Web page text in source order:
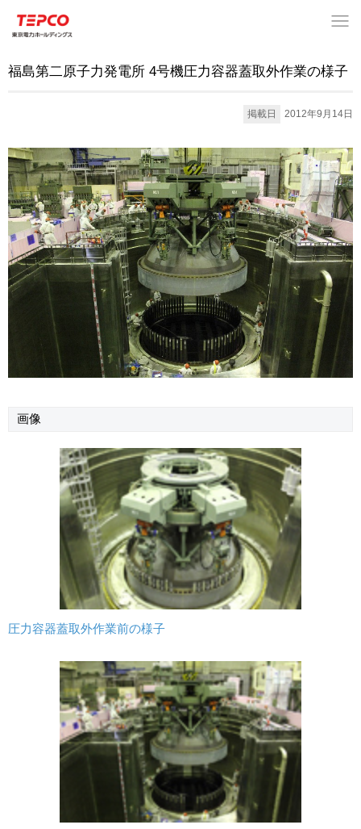
福島第二原子力発電所 4号機圧力容器蓋取外作業の様子
掲載日 2012年9月14日
画像
圧力容器蓋取外作業前の様子